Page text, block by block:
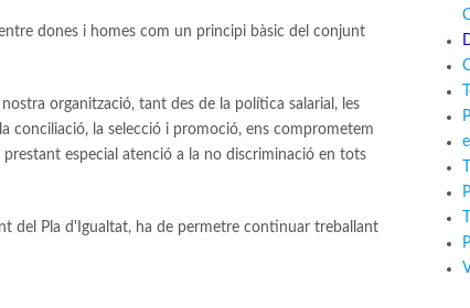
dones i homes com un principi bàsic del conjunt
organització, tant des de la política salarial, les
conciliació, la selecció i promoció, ens comprometem
especial atenció a la no discriminació en tots
del Pla d'Igualtat, ha de permetre continuar treballant